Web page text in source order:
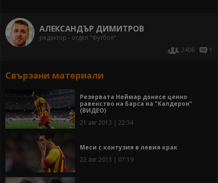
АЛЕКСАНДЪР ДИМИТРОВ
редактор - отдел "Футбол"
2406
1
Свързани материали
Резервата Неймар донесе ценно
равенство на Барса на "Калдерон"
(ВИДЕО)
21 авг 2013 | 22:34
Меси с контузия в левия крак
22 авг 2013 | 07:19